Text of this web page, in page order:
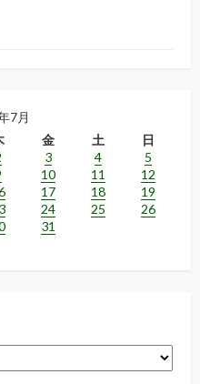
7月
金 土
日
3 4
5
10 11
12
17 18
19
24 25
26
31